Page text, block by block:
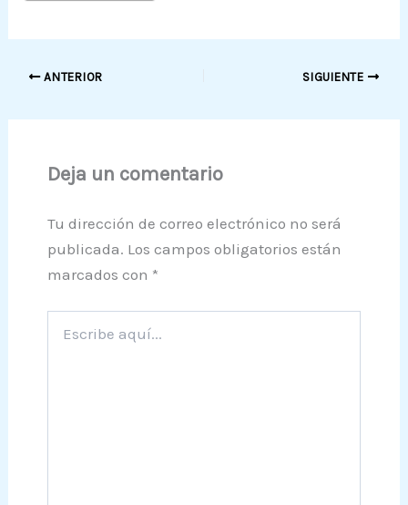
ANTERIOR SIGUIENTE
Deja un comentario
Tu dirección de correo electrónico no será
publicada. Los campos obligatorios están
marcados con *
aquí...